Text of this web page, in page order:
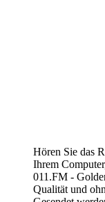
Hören Sie das
Ihrem
011.FM -
Qualität und